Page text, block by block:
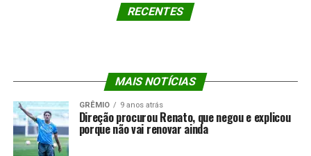
RECENTES
MAIS NOTÍCIAS
GRÊMIO 9 anos atrás
Direção procurou Renato, que negou e explicou
porque não vai renovar ainda